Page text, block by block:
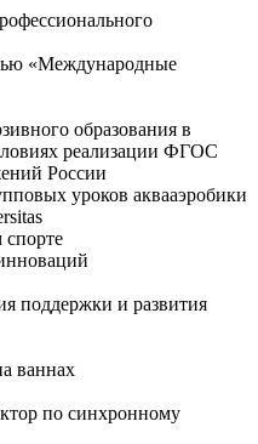
«Международные
образования в
реализации ФГОС
России
уроков аквааэробики
поддержки и развития
ваннах
по синхронному